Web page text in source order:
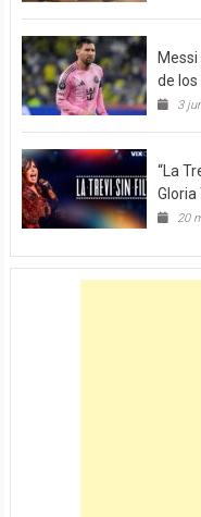
de
3
“La
Gloria
20